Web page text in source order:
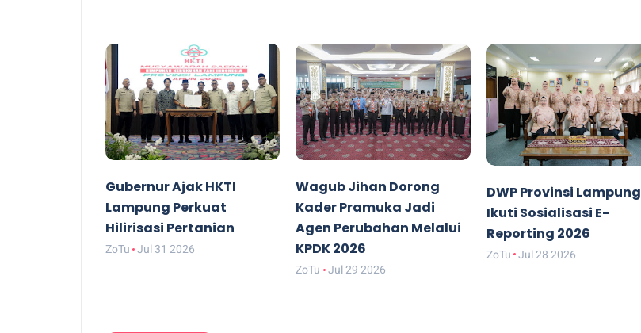
Gubernur Ajak HKTI
Lampung Perkuat
Hilirisasi Pertanian
ZoTu Jul 31 2026
Wagub Jihan Dorong
Kader Pramuka Jadi
Agen Perubahan Melalui
KPDK 2026
ZoTu Jul 29 2026
DWP Provinsi Lampung
Ikuti Sosialisasi E-
Reporting 2026
ZoTu Jul 28 2026